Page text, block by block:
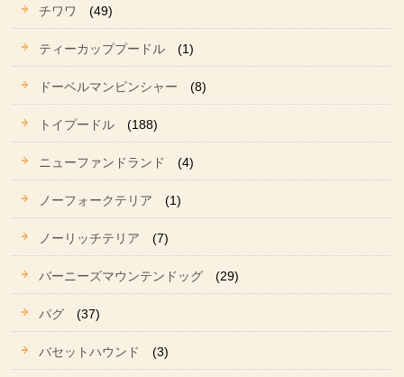
チワワ (49)
ティーカッププードル (1)
ドーベルマンピンシャー (8)
トイプードル (188)
ニューファンドランド (4)
ノーフォークテリア (1)
ノーリッチテリア (7)
バーニーズマウンテンドッグ (29)
パグ (37)
バセットハウンド (3)